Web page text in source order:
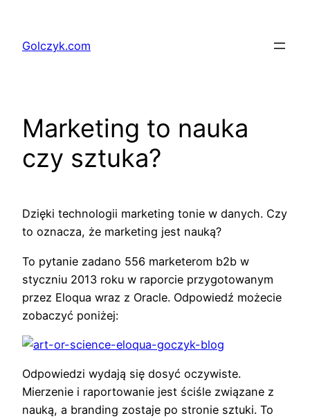
treściGolczyk.com
Marketing to nauka
czy sztuka?
Dzięki technologii marketing tonie w danych. Czy
to oznacza, że marketing jest nauką?
To pytanie zadano 556 marketerom b2b w
styczniu 2013 roku w raporcie przygotowanym
przez Eloqua wraz z Oracle. Odpowiedź możecie
zobaczyć poniżej:
Odpowiedzi wydają się dosyć oczywiste.
Mierzenie i raportowanie jest ściśle związane z
nauką, a branding zostaje po stronie sztuki. To